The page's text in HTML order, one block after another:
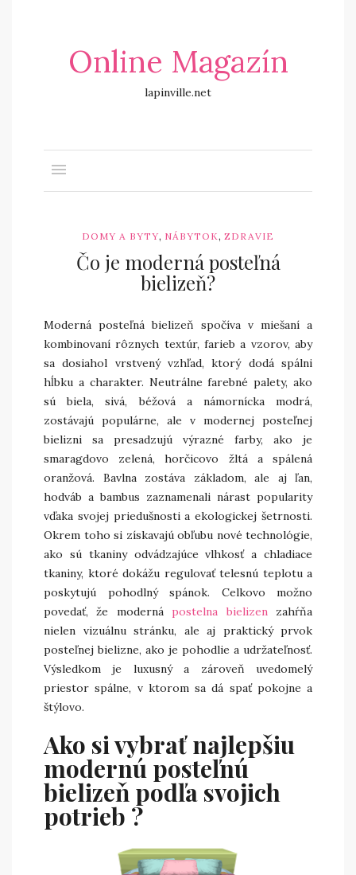
Online Magazín
lapinville.net
DOMY A BYTY, NÁBYTOK, ZDRAVIE
Čo je moderná posteľná
bielizeň?
Moderná posteľná bielizeň spočíva v miešaní a
kombinovaní rôznych textúr, farieb a vzorov, aby
sa dosiahol vrstvený vzhľad, ktorý dodá spálni
hĺbku a charakter. Neutrálne farebné palety, ako
sú biela, sivá, béžová a námornícka modrá,
zostávajú populárne, ale v modernej posteľnej
bielizni sa presadzujú výrazné farby, ako je
smaragdovo zelená, horčicovo žltá a spálená
oranžová. Bavlna zostáva základom, ale aj ľan,
hodváb a bambus zaznamenali nárast popularity
vďaka svojej priedušnosti a ekologickej šetrnosti.
Okrem toho si získavajú obľubu nové technológie,
ako sú tkaniny odvádzajúce vlhkosť a chladiace
tkaniny, ktoré dokážu regulovať telesnú teplotu a
poskytujú pohodlný spánok. Celkovo možno
povedať, že moderná postelna bielizenzahŕňa
nielen vizuálnu stránku, ale aj praktický prvok
posteľnej bielizne, ako je pohodlie a udržateľnosť.
Výsledkom je luxusný a zároveň uvedomelý
priestor spálne, v ktorom sa dá spať pokojne a
štýlovo.
Ako si vybrať najlepšiu
modernú posteľnú
bielizeň podľa svojich
potrieb ?